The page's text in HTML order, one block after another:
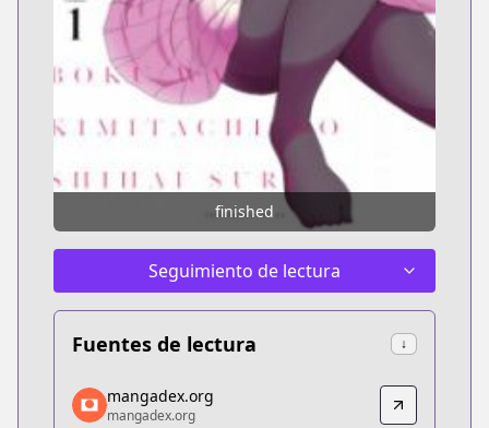
finished
Seguimiento de lectura
Fuentes de lectura ↓
mangadex.org
mangadex.org
mangadex.org
mangadex.org